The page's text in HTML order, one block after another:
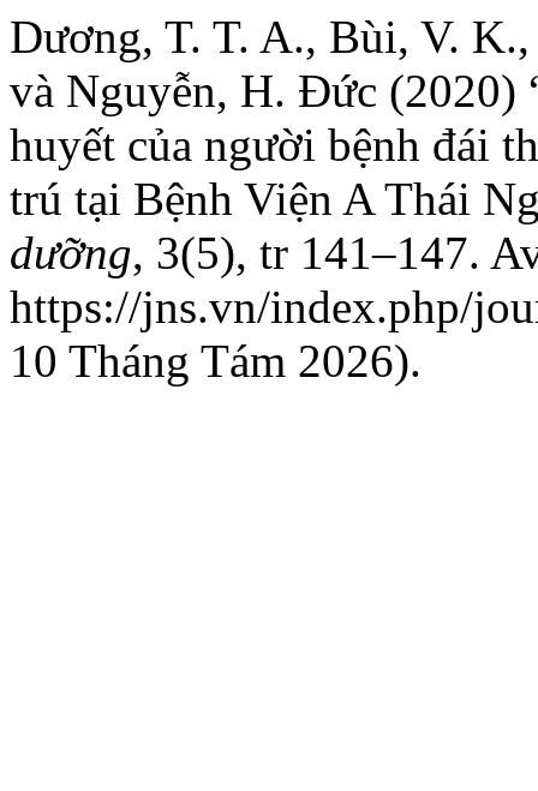
Dương, T. T. A., Bùi, V.
và Nguyễn, H. Đức (2020)
huyết của người bệnh đái
trú tại Bệnh Viện A Thái
dưỡng, 3(5), tr 141–147.
https://jns.vn/index.php/
10 Tháng Tám 2026).